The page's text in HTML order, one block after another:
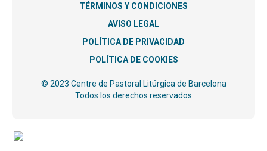
TÉRMINOS Y CONDICIONES
AVISO LEGAL
POLÍTICA DE PRIVACIDAD
POLÍTICA DE COOKIES
© 2023 Centre de Pastoral Litúrgica de Barcelona
Todos los derechos reservados